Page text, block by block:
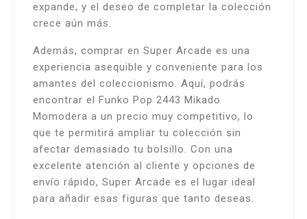
expande, y el deseo de completar la colección
crece aún más.
Además, comprar en Super Arcade es una
experiencia asequible y conveniente para los
amantes del coleccionismo. Aquí, podrás
encontrar el Funko Pop 2443 Mikado
Momodera a un precio muy competitivo, lo
que te permitirá ampliar tu colección sin
afectar demasiado tu bolsillo. Con una
excelente atención al cliente y opciones de
envío rápido, Super Arcade es el lugar ideal
para añadir esas figuras que tanto deseas.